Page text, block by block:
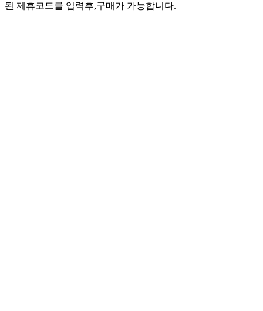
된 제휴코드를 입력후,구매가 가능합니다.